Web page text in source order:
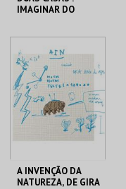
IMAGINAR DO
CRIATIVIDADE
MAIS INFO
COMPRAR
A INVENÇÃO DA
NATUREZA, DE GIRA